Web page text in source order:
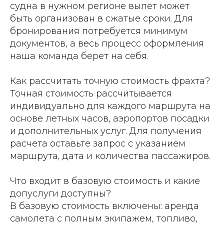
судна в нужном регионе вылет может
быть организован в сжатые сроки. Для
бронирования потребуется минимум
документов, а весь процесс оформления
наша команда берет на себя.
Как рассчитать точную стоимость фрахта?
Точная стоимость рассчитывается
индивидуально для каждого маршрута на
основе летных часов, аэропортов посадки
и дополнительных услуг. Для получения
расчета оставьте запрос с указанием
маршрута, дата и количества пассажиров.
Что входит в базовую стоимость и какие
допуслуги доступны?
В базовую стоимость включены: аренда
самолета с полным экипажем, топливо,